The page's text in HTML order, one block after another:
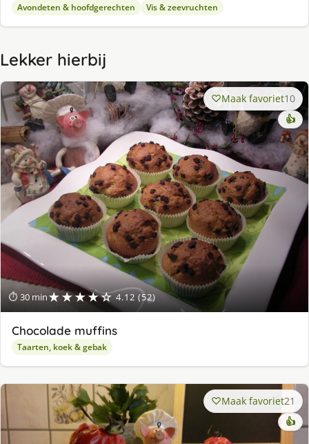
Avondeten & hoofdgerechten Vis & zeevruchten
Lekker hierbij
⏱ 30 min★★★★☆ 4.12 (52)
Maak favoriet10
👍
Chocolade muffins
Taarten, koek & gebak
Maak favoriet21
👍